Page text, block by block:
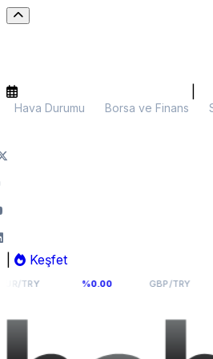
Hava Durumu Borsa ve Finans
Keşfet
%0.00 GBP/TRY 64,0893